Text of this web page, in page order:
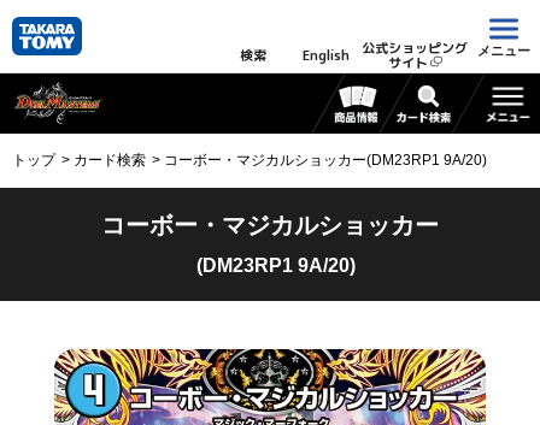
検索 English 公式ショッピング
サイト
メニュー
トップ カード検索 コーボー・マジカルショッカー(DM23RP1 9A/20)
コーボー・マジカルショッカー
(DM23RP1 9A/20)